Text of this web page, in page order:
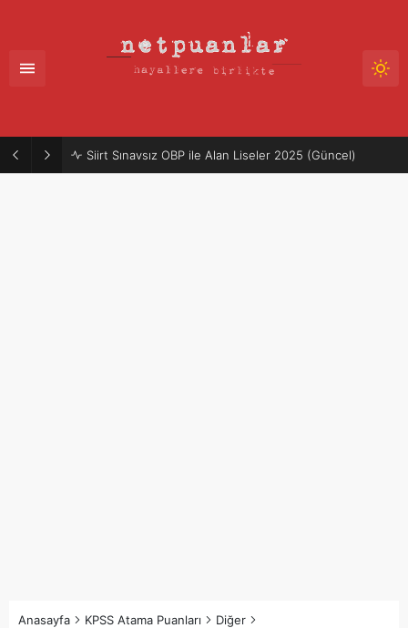
Siirt Sınavsız OBP ile Alan Liseler 2025 (Güncel)
Anasayfa KPSS Atama Puanları
Diğer